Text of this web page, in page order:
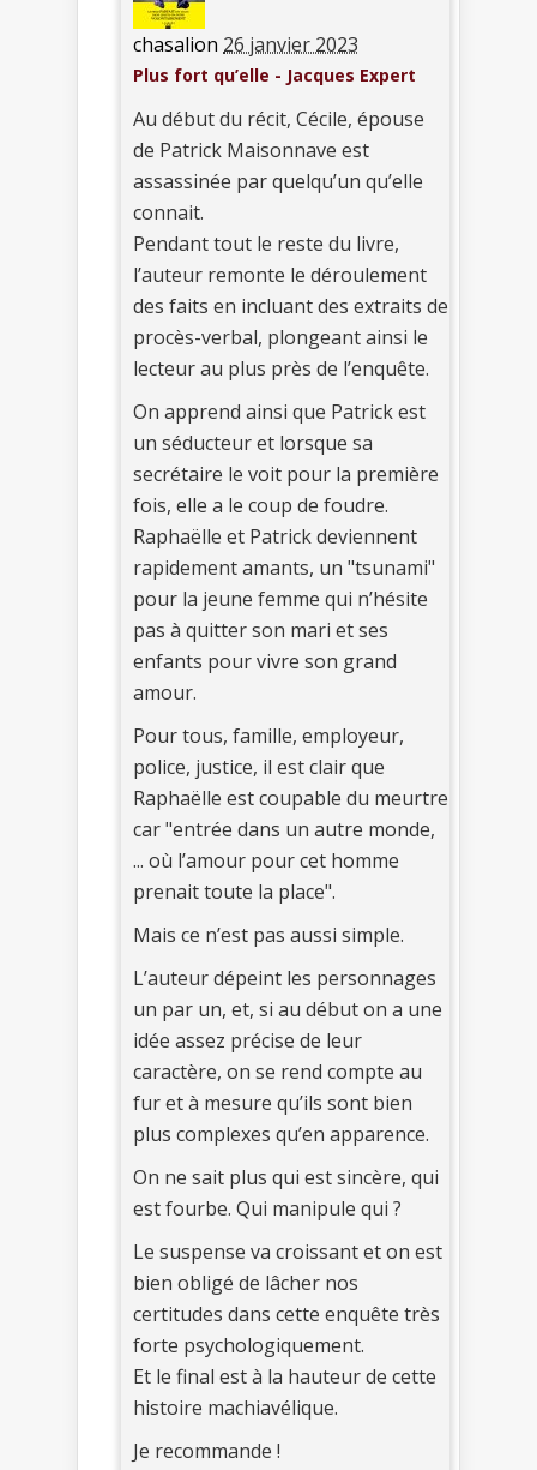
chasalion 26 janvier 2023
Plus fort qu’elle - Jacques Expert
Au début du récit, Cécile, épouse
de Patrick Maisonnave est
assassinée par quelqu’un qu’elle
connait.
Pendant tout le reste du livre,
l’auteur remonte le déroulement
des faits en incluant des extraits de
procès-verbal, plongeant ainsi le
lecteur au plus près de l’enquête.
On apprend ainsi que Patrick est
un séducteur et lorsque sa
secrétaire le voit pour la première
fois, elle a le coup de foudre.
Raphaëlle et Patrick deviennent
rapidement amants, un "tsunami"
pour la jeune femme qui n’hésite
pas à quitter son mari et ses
enfants pour vivre son grand
amour.
Pour tous, famille, employeur,
police, justice, il est clair que
Raphaëlle est coupable du meurtre
car "entrée dans un autre monde,
... où l’amour pour cet homme
prenait toute la place".
Mais ce n’est pas aussi simple.
L’auteur dépeint les personnages
un par un, et, si au début on a une
idée assez précise de leur
caractère, on se rend compte au
fur et à mesure qu’ils sont bien
plus complexes qu’en apparence.
On ne sait plus qui est sincère, qui
est fourbe. Qui manipule qui ?
Le suspense va croissant et on est
bien obligé de lâcher nos
certitudes dans cette enquête très
forte psychologiquement.
Et le final est à la hauteur de cette
histoire machiavélique.
Je recommande !